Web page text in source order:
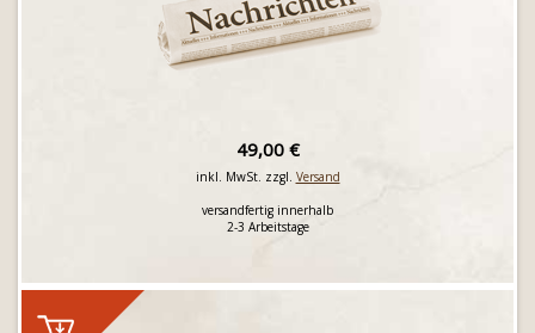
49,00 €
inkl. MwSt. zzgl. Versand
versandfertig innerhalb
2-3 Arbeitstage